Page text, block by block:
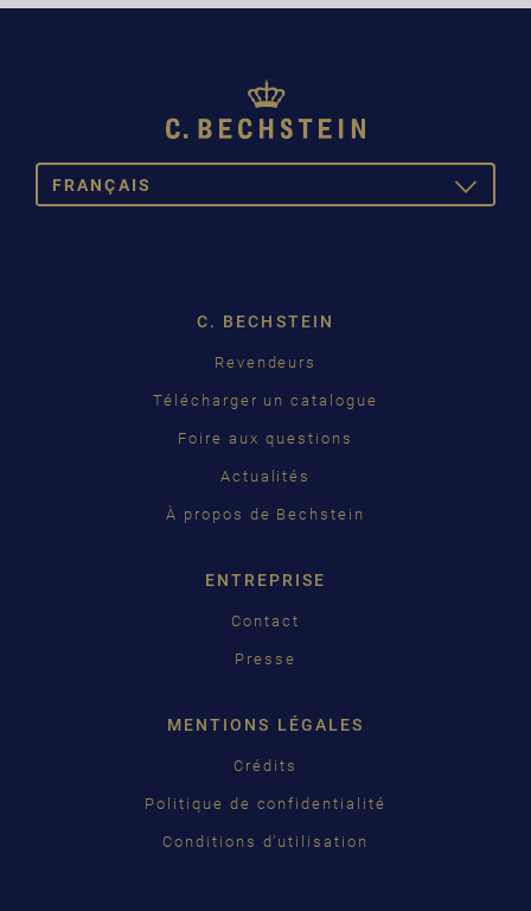
FRANÇAIS
TOGGLE
Pусский
C. BECHSTEIN
Revendeurs
Télécharger un catalogue
Foire aux questions
Actualités
À propos de Bechstein
ENTREPRISE
Contact
Presse
MENTIONS LÉGALES
Crédits
Politique de confidentialité
Conditions d’utilisation